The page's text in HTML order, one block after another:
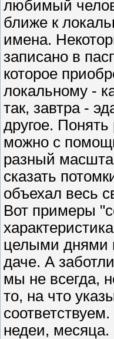
любимый
ближе к
имена.
записано в
которое
локальному -
так, завтра -
другое.
можно с
разный
сказать
объехал весь
Вот примеры
целыми днями
даче. А
мы не всегда,
то, на что
недеи, месяца.